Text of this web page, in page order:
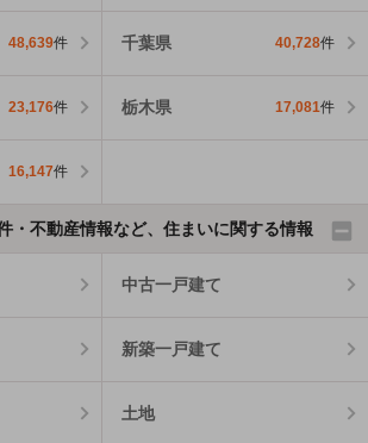
48,639件 千葉県 40,728件
23,176件 栃木県 17,081件
16,147件
・不動産情報など、住まいに関する情報
中古一戸建て
新築一戸建て
土地